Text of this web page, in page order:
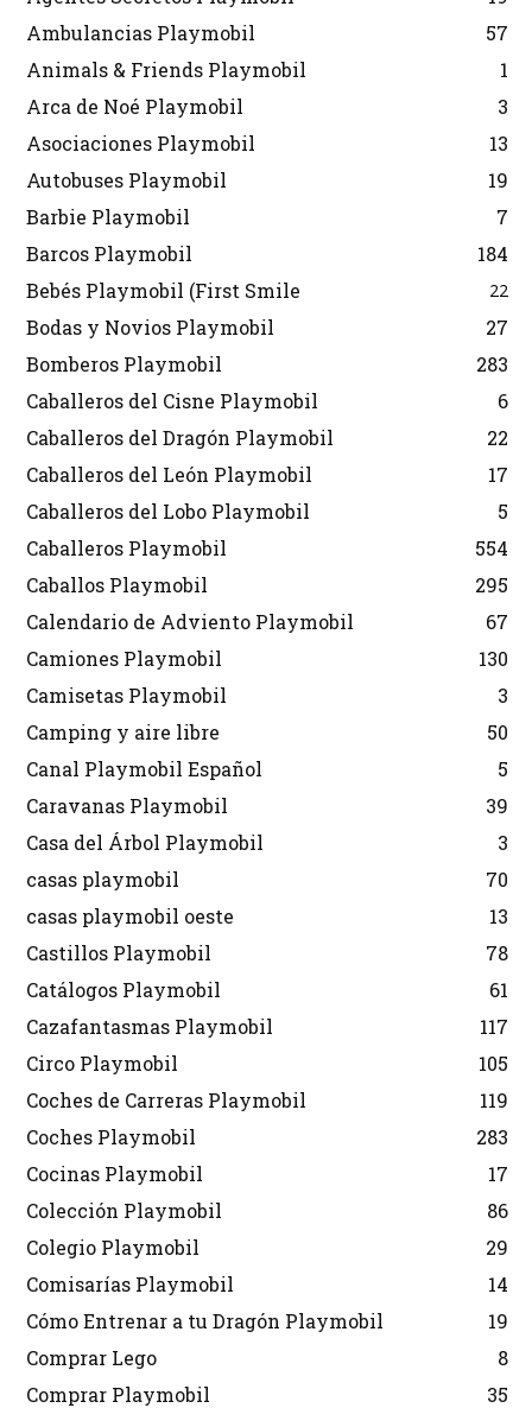
Ambulancias Playmobil
57
Animals & Friends Playmobil
1
Arca de Noé Playmobil
3
Asociaciones Playmobil
13
Autobuses Playmobil
19
Barbie Playmobil
7
Barcos Playmobil
184
Bebés Playmobil (First Smile
22
Bodas y Novios Playmobil
27
Bomberos Playmobil
283
Caballeros del Cisne Playmobil
6
Caballeros del Dragón Playmobil
22
Caballeros del León Playmobil
17
Caballeros del Lobo Playmobil
5
Caballeros Playmobil
554
Caballos Playmobil
295
Calendario de Adviento Playmobil
67
Camiones Playmobil
130
Camisetas Playmobil
3
Camping y aire libre
50
Canal Playmobil Español
5
Caravanas Playmobil
39
Casa del Árbol Playmobil
3
casas playmobil
70
casas playmobil oeste
13
Castillos Playmobil
78
Catálogos Playmobil
61
Cazafantasmas Playmobil
117
Circo Playmobil
105
Coches de Carreras Playmobil
119
Coches Playmobil
283
Cocinas Playmobil
17
Colección Playmobil
86
Colegio Playmobil
29
Comisarías Playmobil
14
Cómo Entrenar a tu Dragón Playmobil
19
Comprar Lego
8
Comprar Playmobil
35